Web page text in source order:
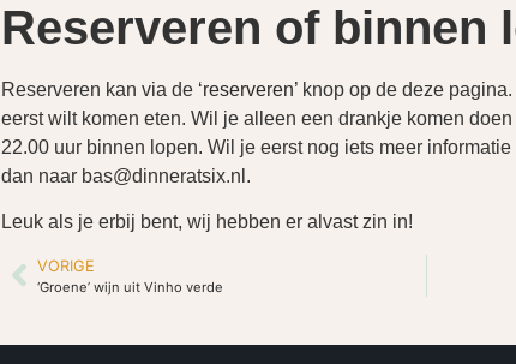
Reserveren of binnen
Reserveren kan via de ‘reserveren’ knop op de deze
eerst wilt komen eten. Wil je alleen een drankje komen
22.00 uur binnen lopen. Wil je eerst nog iets meer
dan naar bas@dinneratsix.nl.
Leuk als je erbij bent, wij hebben er alvast zin in!
VORIGE
‘Groene’ wijn uit Vinho verde